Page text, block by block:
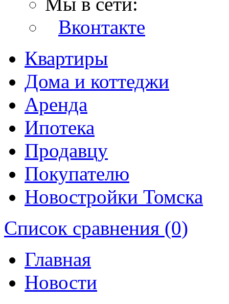
Вконтакте
Квартиры
Дома и коттеджи
Аренда
Ипотека
Продавцу
Покупателю
Новостройки Томска
Список сравнения (0)
Главная
Новости